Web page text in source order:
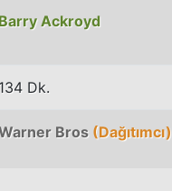
Barry Ackroyd
134 Dk.
Bros (Dağıtımcı)